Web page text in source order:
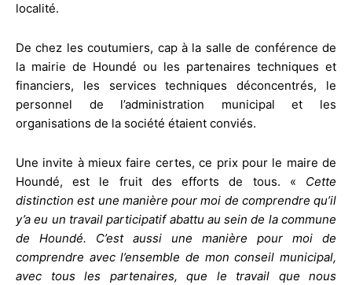
localité.
De chez les coutumiers, cap à la salle de conférence de
la mairie de Houndé ou les partenaires techniques et
financiers, les services techniques déconcentrés, le
personnel de l’administration municipal et les
organisations de la société étaient conviés.
Une invite à mieux faire certes, ce prix pour le maire de
Houndé, est le fruit des efforts de tous. « Cette
distinction est une manière pour moi de comprendre qu’il
y’a eu un travail participatif abattu au sein de la commune
de Houndé. C’est aussi une manière pour moi de
comprendre avec l’ensemble de mon conseil municipal,
avec tous les partenaires, que le travail que nous